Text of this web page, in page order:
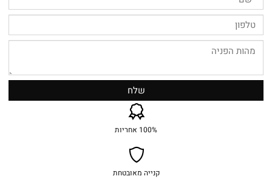
100% אחריות
קנייה מאובטחת